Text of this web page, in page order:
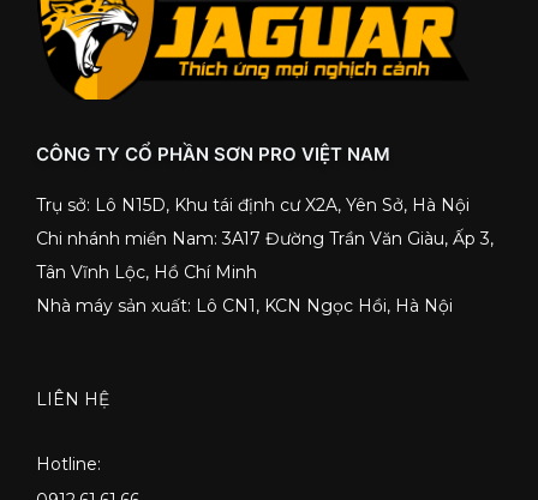
CÔNG TY CỔ PHẦN SƠN PRO VIỆT NAM
Trụ sở: Lô N15D, Khu tái định cư X2A, Yên Sở, Hà Nội
Chi nhánh miền Nam: 3A17 Đường Trần Văn Giàu, Ấp 3,
Tân Vĩnh Lộc, Hồ Chí Minh
Nhà máy sản xuất: Lô CN1, KCN Ngọc Hồi, Hà Nội
LIÊN HỆ
Hotline: